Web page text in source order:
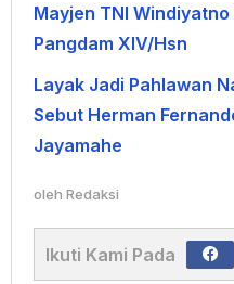
Mayjen TNI
Pangdam XIV/Hsn
Layak Jadi Pahlawan
Sebut Herman
Jayamahe
oleh Redaksi
Ikuti Kami Pada